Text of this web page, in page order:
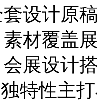
套设计原
材覆盖
展设计
特性主